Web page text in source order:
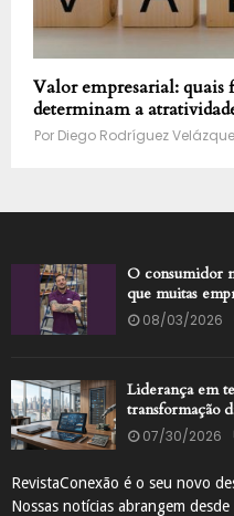
Valor empresarial: quais
determinam a
Por Diego Rodríguez
O consumidor
que muitas
08/03/2026
Liderança em
transformação
07/30/2026
RevistaConexão é o seu novo
Nossas notícias abrangem